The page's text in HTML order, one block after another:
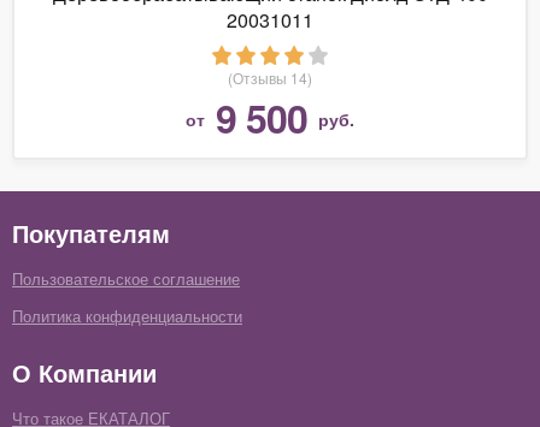
20031011
(Отзывы 14)
от 9 500 руб.
Покупателям
Пользовательское соглашение
Политика конфиденциальности
О Компании
Что такое ЕКАТАЛОГ